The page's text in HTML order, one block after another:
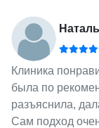
Клиника
была по
разъяснила,
Сам подход